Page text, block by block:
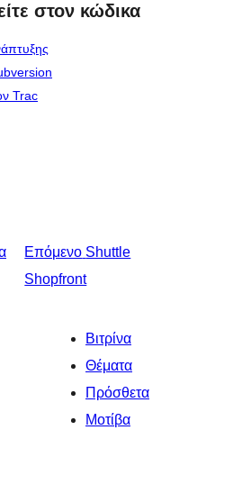
στον κώδικα
Trac
Επόμενο Shuttle
Shopfront
Βιτρίνα
Θέματα
Πρόσθετα
Μοτίβα